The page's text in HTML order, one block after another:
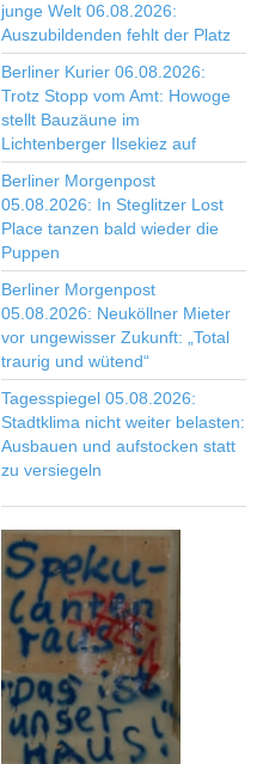
junge Welt 06.08.2026:
Auszubildenden fehlt der Platz
Berliner Kurier 06.08.2026:
Trotz Stopp vom Amt: Howoge
stellt Bauzäune im
Lichtenberger Ilsekiez auf
Berliner Morgenpost
05.08.2026: In Steglitzer Lost
Place tanzen bald wieder die
Puppen
Berliner Morgenpost
05.08.2026: Neuköllner Mieter
vor ungewisser Zukunft: „Total
traurig und wütend“
Tagesspiegel 05.08.2026:
Stadtklima nicht weiter belasten:
Ausbauen und aufstocken statt
zu versiegeln